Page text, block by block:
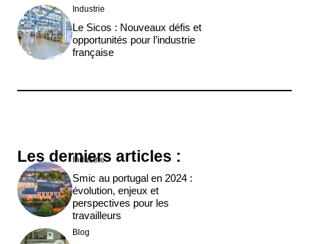
Industrie
Le Sicos : Nouveaux défis et
opportunités pour l’industrie
française
Les derniers articles :
Industrie
Smic au portugal en 2024 :
évolution, enjeux et
perspectives pour les
travailleurs
Blog